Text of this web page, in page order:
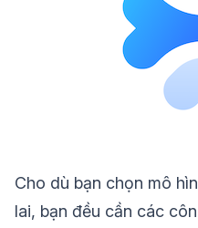
Cho dù bạn chọn mô
lai, bạn đều cần các